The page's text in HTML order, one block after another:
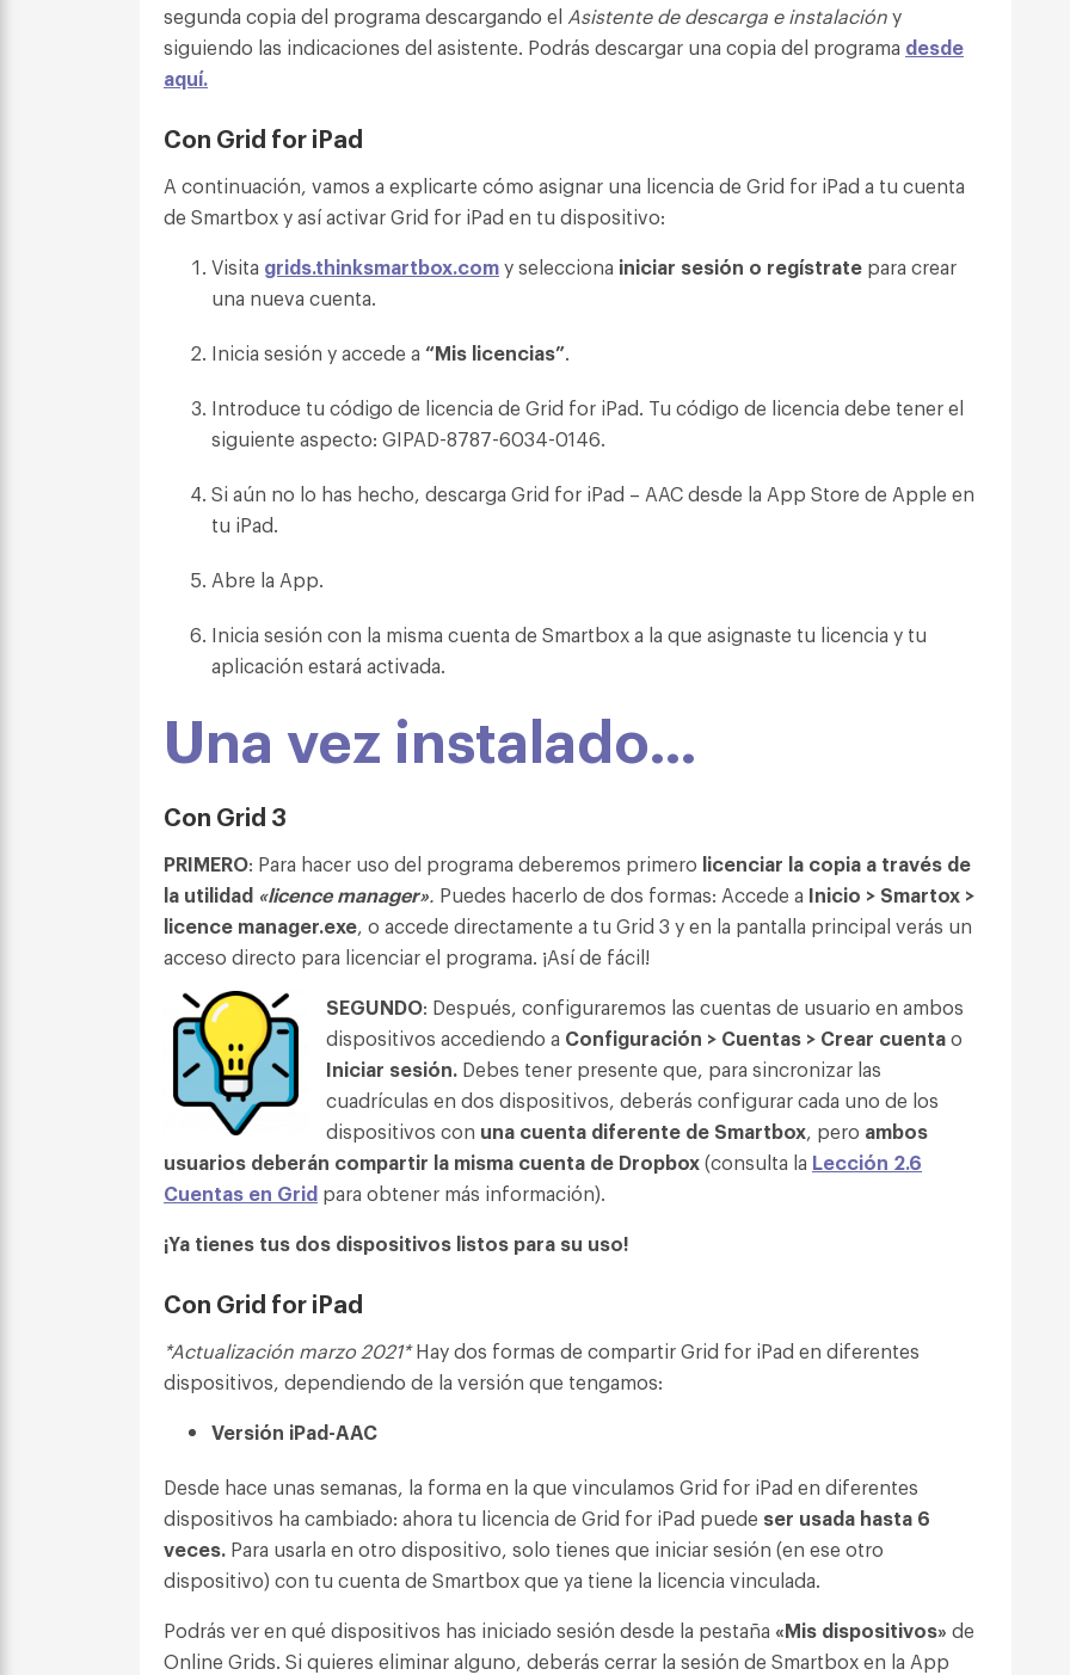
segunda copia del programa descargando el Asistente de descarga e instalacióny
siguiendo las indicaciones del asistente. Podrás descargar una copia del programa desde
aquí.
Con Grid for iPad
A continuación, vamos a explicarte cómo asignar una licencia de Grid for iPad a tu cuenta
de Smartbox y así activar Grid for iPad en tu dispositivo:
Visita grids.thinksmartbox.comy selecciona iniciar sesión o regístrate para crear
una nueva cuenta.
Inicia sesión y accede a “Mis licencias”.
Introduce tu código de licencia de Grid for iPad. Tu código de licencia debe tener el
siguiente aspecto: GIPAD-8787-6034-0146.
Si aún no lo has hecho, descarga Grid for iPad – AAC desde la App Store de Apple en
tu iPad.
Abre la App.
Inicia sesión con la misma cuenta de Smartbox a la que asignaste tu licencia y tu
aplicación estará activada.
Una vez instalado…
Con Grid 3
PRIMERO: Para hacer uso del programa deberemos primero licenciar la copia a través de
la utilidad «licence manager». Puedes hacerlo de dos formas: Accede a Inicio > Smartox >
licence manager.exe, o accede directamente a tu Grid 3 y en la pantalla principal verás un
acceso directo para licenciar el programa. ¡Así de fácil!
SEGUNDO: Después, configuraremos las cuentas de usuario en ambos
dispositivos accediendo a Configuración > Cuentas > Crear cuentao
Iniciar sesión. Debes tener presente que, para sincronizar las
cuadrículas en dos dispositivos, deberás configurar cada uno de los
dispositivos con una cuenta diferente de Smartbox, pero ambos
usuarios deberán compartir la misma cuenta de Dropbox(consulta la Lección 2.6
Cuentas en Grid para obtener más información).
¡Ya tienes tus dos dispositivos listos para su uso!
Con Grid for iPad
*Actualización marzo 2021*Hay dos formas de compartir Grid for iPad en diferentes
dispositivos, dependiendo de la versión que tengamos:
Versión iPad-AAC
Desde hace unas semanas, la forma en la que vinculamos Grid for iPad en diferentes
dispositivos ha cambiado: ahora tu licencia de Grid for iPad puede ser usada hasta 6
veces. Para usarla en otro dispositivo, solo tienes que iniciar sesión (en ese otro
dispositivo) con tu cuenta de Smartbox que ya tiene la licencia vinculada.
Podrás ver en qué dispositivos has iniciado sesión desde la pestaña «Mis dispositivos» de
Online Grids. Si quieres eliminar alguno, deberás cerrar la sesión de Smartbox en la App